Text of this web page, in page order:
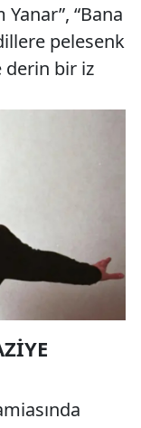
“Bana
pelesenk
derin bir iz